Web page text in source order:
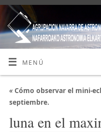
MENÚ
«Cómo observar el mini-
septiembre.
luna en el